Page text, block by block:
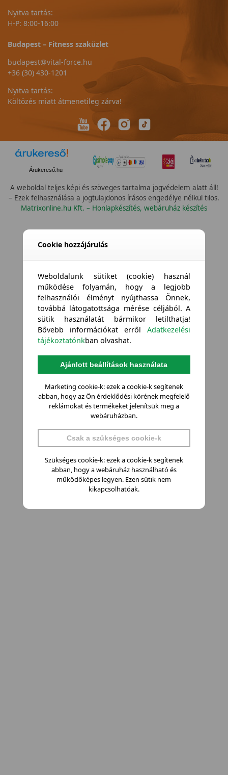
Nyitva tartás:
H-P: 8:00-16:00
Budapest – Fitness szaküzlet
budapest@vital-force.hu
+36 (30) 430-1201
Nyitva tartás:
Költözés miatt átmenetileg zárva!
Árukereső.hu
A weboldal teljes képi és szöveges tartalma jogvédelem alatt áll!
– Ezek felhasználása a jogtulajdonos írásos engedélye nélkül tilos.
Matrixonline.hu Kft. – Honlapkészítés, webáruház készítés
Cookie hozzájárulás
Weboldalunk sütiket (cookie) használ
működése folyamán, hogy a legjobb
felhasználói élményt nyújthassa Önnek,
továbbá látogatottsága mérése céljából. A
sütik használatát bármikor letilthatja!
Bővebb információkat errőlAdatkezelési
tájékoztatónkban olvashat.
Ajánlott beállítások használata
Marketing cookie-k: ezek a cookie-k segítenek
abban, hogy az Ön érdeklődési körének megfelelő
reklámokat és termékeket jelenítsük meg a
webáruházban.
Csak a szükséges cookie-k
Szükséges cookie-k: ezek a cookie-k segítenek
abban, hogy a webáruház használható és
működőképes legyen. Ezen sütik nem
kikapcsolhatóak.